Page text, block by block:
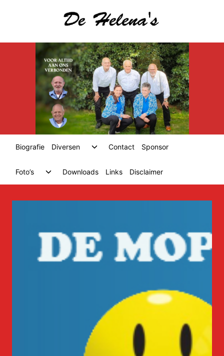
Biografie Diversen
ToggleContact Sponsor
Foto’s
ToggleDownloads Links Disclaimer